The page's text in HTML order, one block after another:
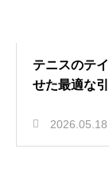
テニスのテ
せた最適な
2026.05.18